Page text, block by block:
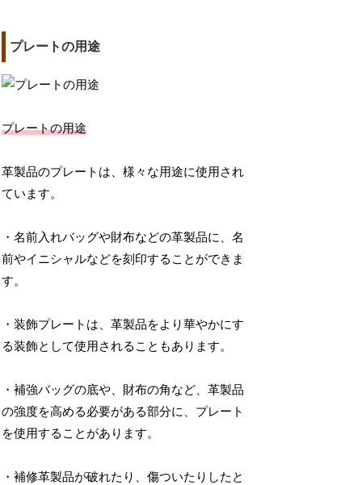
プレートの用途
プレートの用途
革製品のプレートは、様々な用途に使用され
ています。
・名前入れバッグや財布などの革製品に、名
前やイニシャルなどを刻印することができま
す。
・装飾プレートは、革製品をより華やかにす
る装飾として使用されることもあります。
・補強バッグの底や、財布の角など、革製品
の強度を高める必要がある部分に、プレート
を使用することがあります。
・補修革製品が破れたり、傷ついたりしたと